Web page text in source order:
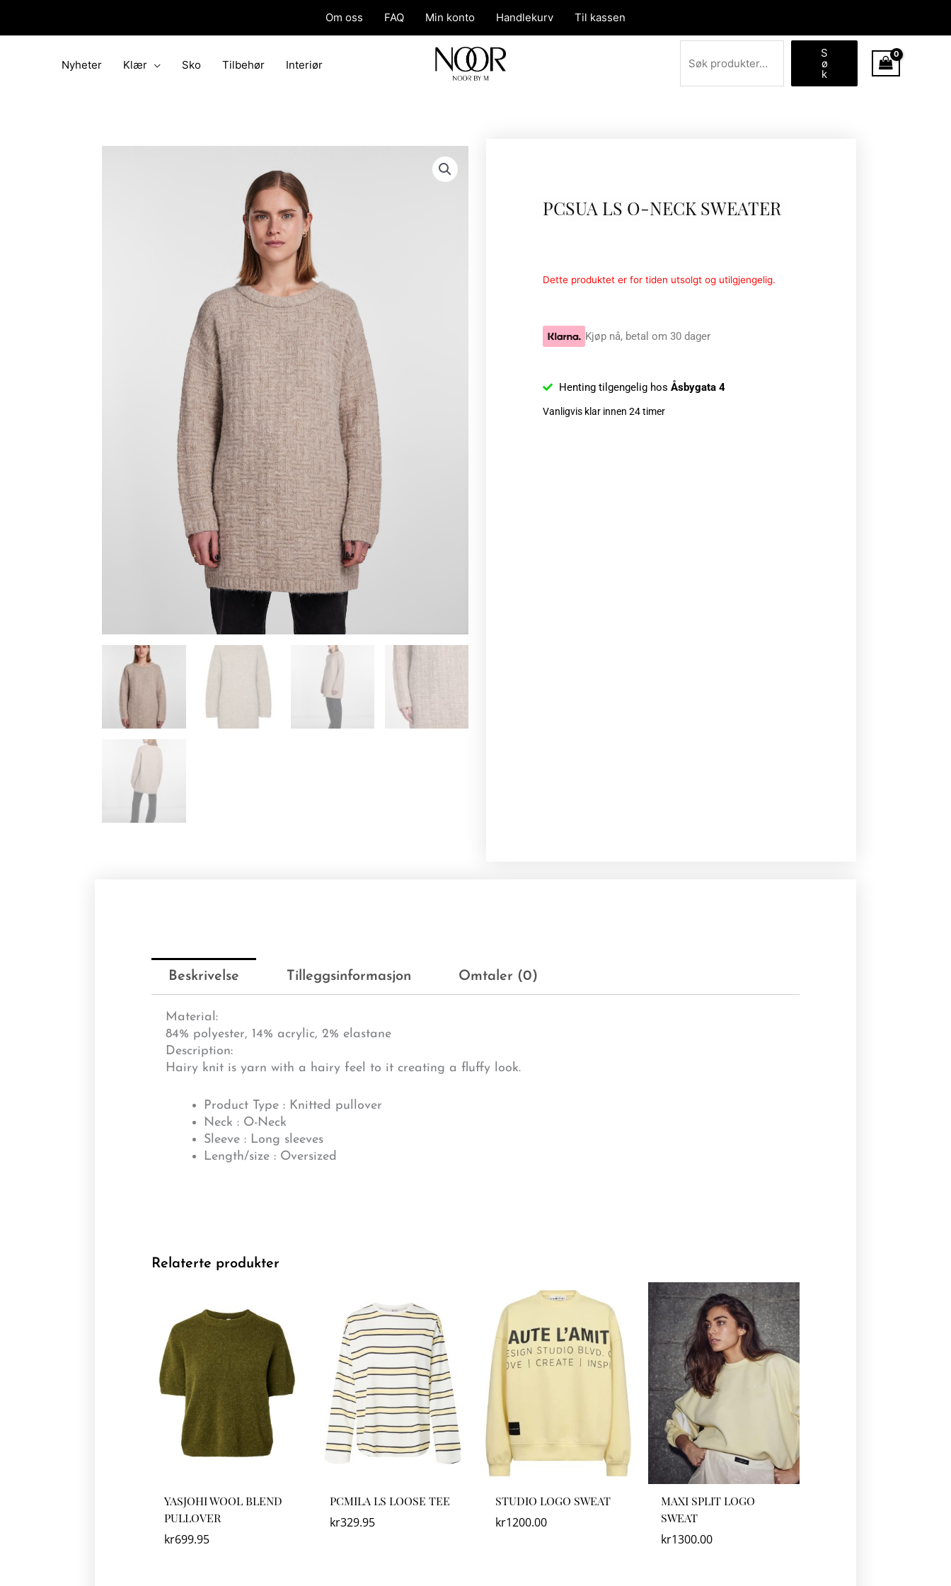
Om oss FAQ Min konto Handlekurv Til kassen
Nyheter Klær Sko Tilbehør Interiør
Søk
S
ø
k
PCSUA LS O-NECK SWEATER
Dette produktet er for tiden utsolgt og utilgjengelig.
Kjøp nå, betal om 30 dager
Henting tilgengelig hos Åsbygata 4
Vanligvis klar innen 24 timer
Beskrivelse Tilleggsinformasjon Omtaler (0)
Material:
84% polyester, 14% acrylic, 2% elastane
Description:
Hairy knit is yarn with a hairy feel to it creating a fluffy look.
Product Type : Knitted pullover
Neck : O-Neck
Sleeve : Long sleeves
Length/size : Oversized
Relaterte produkter
YASJOHI WOOL BLEND
PULLOVER
kr699.95
PCMILA LS LOOSE TEE
kr329.95
STUDIO LOGO SWEAT
kr1200.00
MAXI SPLIT LOGO
SWEAT
kr1300.00